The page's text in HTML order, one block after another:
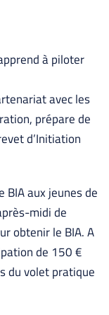
à piloter
avec les
prépare de
d’Initiation
BIA aux jeunes de
midi de
obtenir le BIA.A
de 150 €
du volet pratique